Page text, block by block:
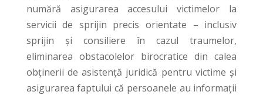
numără asigurarea accesului victimelor la
servicii de sprijin precis orientate – inclusiv
sprijin și consiliere în cazul traumelor,
eliminarea obstacolelor birocratice din calea
obținerii de asistență juridică pentru victime și
asigurarea faptului că persoanele au informații